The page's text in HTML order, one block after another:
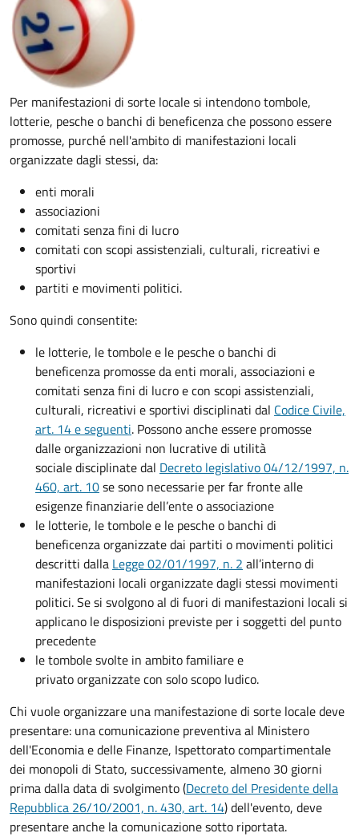
Per manifestazioni di sorte locale si intendono tombole,
lotterie, pesche o banchi di beneficenza che possono essere
promosse, purché nell'ambito di manifestazioni locali
organizzate dagli stessi, da:
enti morali
associazioni
comitati senza fini di lucro
comitati con scopi assistenziali, culturali, ricreativi e
sportivi
partiti e movimenti politici.
Sono quindi consentite:
le lotterie, le tombole e le pesche o banchi di
beneficenza promosse da enti morali, associazioni e
comitati senza fini di lucro e con scopi assistenziali,
culturali, ricreativi e sportivi disciplinati dal Codice Civile,
art. 14 e seguenti. Possono anche essere promosse
dalle organizzazioni non lucrative di utilità
sociale disciplinate dal Decreto legislativo 04/12/1997, n.
460, art. 10se sono necessarie per far fronte alle
esigenze finanziarie dell’ente o associazione
le lotterie, le tombole e le pesche o banchi di
beneficenza organizzate dai partiti o movimenti politici
descritti dalla Legge 02/01/1997, n. 2 all’interno di
manifestazioni locali organizzate dagli stessi movimenti
politici. Se si svolgono al di fuori di manifestazioni locali si
applicano le disposizioni previste per i soggetti del punto
precedente
le tombole svolte in ambito familiare e
privato organizzate con solo scopo ludico.
Chi vuole organizzare una manifestazione di sorte locale deve
presentare: una comunicazione preventiva al Ministero
dell'Economia e delle Finanze, Ispettorato compartimentale
dei monopoli di Stato, successivamente, almeno 30 giorni
prima dalla data di svolgimento (Decreto del Presidente della
Repubblica 26/10/2001, n. 430, art. 14) dell'evento, deve
presentare anche la comunicazione sotto riportata.